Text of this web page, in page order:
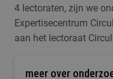
4 lectoraten, zijn we
Expertisecentrum
aan het lectoraat
meer over